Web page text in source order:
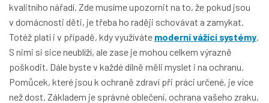
kvalitního nářadí. Zde musíme upozornit na to, že pokud jsou
v domácnosti děti, je třeba ho raději schovávat a zamykat.
Totéž platí i v případě, kdy využíváte moderní vážící systémy
S nimi si sice neublíží, ale zase je mohou celkem výrazně
poškodit. Dále byste v každé dílně měli myslet i na ochranu.
Pomůcek, které jsou k ochraně zdraví při práci určené, je více
než dost. Základem je správné oblečení, ochrana vašeho zraku,